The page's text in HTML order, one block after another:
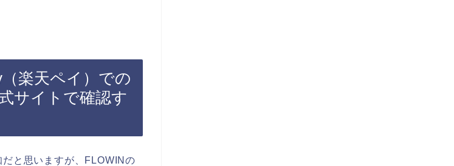
楽天ペイ）での
サイトで確認す
と思いますが、FLOWINの